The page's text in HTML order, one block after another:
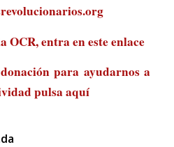
OCR, entra eneste enlace
para ayudarnos a
pulsa aquí